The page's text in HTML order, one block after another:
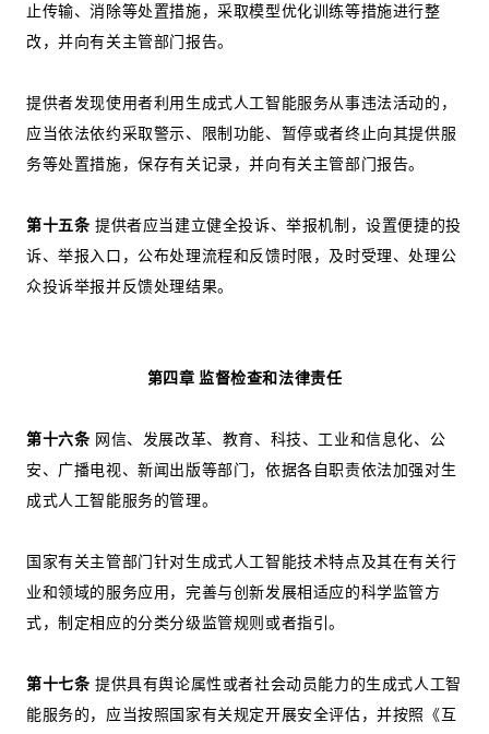
止传输、消除等处置措施，采取模型优化训练等措施进行整
改，并向有关主管部门报告。
提供者发现使用者利用生成式人工智能服务从事违法活动的，
应当依法依约采取警示、限制功能、暂停或者终止向其提供服
务等处置措施，保存有关记录，并向有关主管部门报告。
第十五条 提供者应当建立健全投诉、举报机制，设置便捷的投
诉、举报入口，公布处理流程和反馈时限，及时受理、处理公
众投诉举报并反馈处理结果。
第四章 监督检查和法律责任
第十六条 网信、发展改革、教育、科技、工业和信息化、公
安、广播电视、新闻出版等部门，依据各自职责依法加强对生
成式人工智能服务的管理。
国家有关主管部门针对生成式人工智能技术特点及其在有关行
业和领域的服务应用，完善与创新发展相适应的科学监管方
式，制定相应的分类分级监管规则或者指引。
第十七条 提供具有舆论属性或者社会动员能力的生成式人工智
能服务的，应当按照国家有关规定开展安全评估，并按照《互